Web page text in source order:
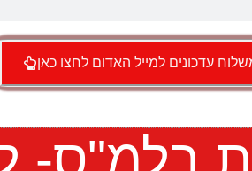
עדכונים למייל האדום לחצו כאן
בלמ"ס-